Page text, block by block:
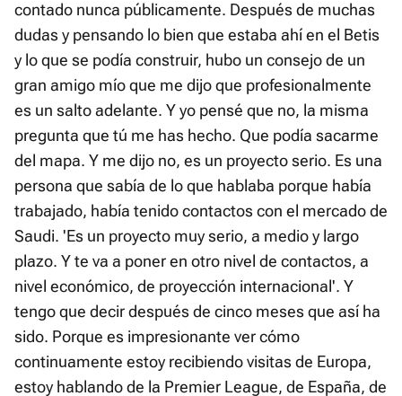
contado nunca públicamente. Después de muchas
dudas y pensando lo bien que estaba ahí en el Betis
y lo que se podía construir, hubo un consejo de un
gran amigo mío que me dijo que profesionalmente
es un salto adelante. Y yo pensé que no, la misma
pregunta que tú me has hecho. Que podía sacarme
del mapa. Y me dijo no, es un proyecto serio. Es una
persona que sabía de lo que hablaba porque había
trabajado, había tenido contactos con el mercado de
Saudi. 'Es un proyecto muy serio, a medio y largo
plazo. Y te va a poner en otro nivel de contactos, a
nivel económico, de proyección internacional'. Y
tengo que decir después de cinco meses que así ha
sido. Porque es impresionante ver cómo
continuamente estoy recibiendo visitas de Europa,
estoy hablando de la Premier League, de España, de